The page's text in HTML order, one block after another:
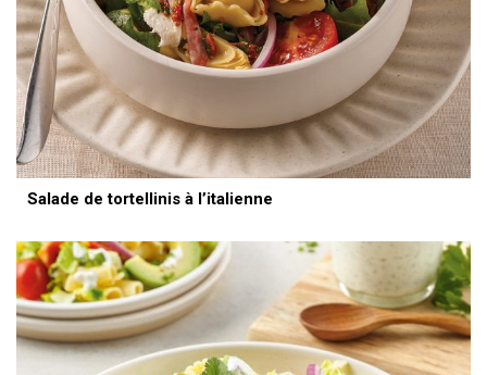
Salade de tortellinis à l’italienne